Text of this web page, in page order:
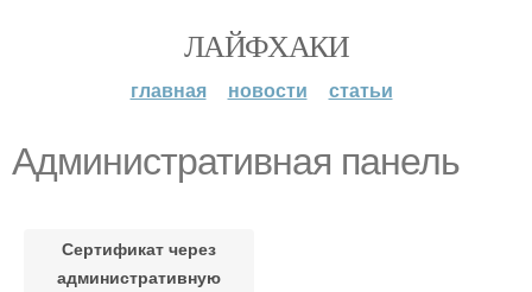
ЛАЙФХАКИ
главная новости статьи
Административная панель
Сертификат через
административную